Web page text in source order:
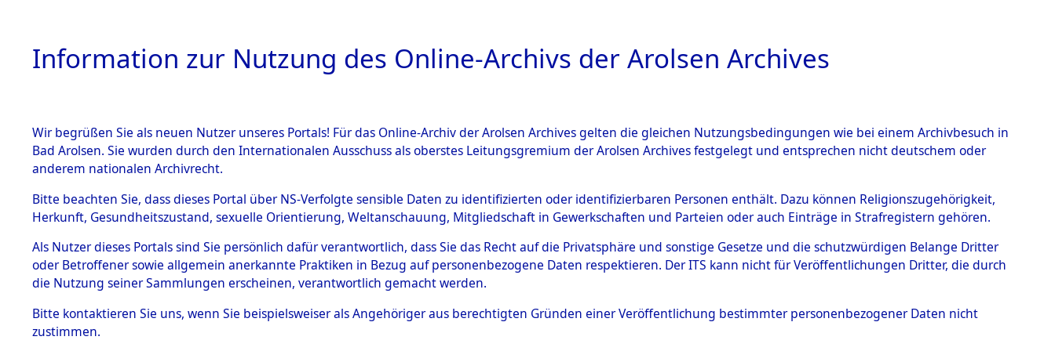
HOME BESTANDSBESCHREIBUNG ARCHIVALE ÜBERSICHT BILD
BESTÄNDE
Inhaftierungsdoku
mente
5. Verschiedenes
Todesmärsche
5.3.1 Alliierte
Ermittlungen zu den Orten Schandelah - Steinrain.→0003
(84605541)→0065 (84605606)
0065 (84605606)
Information zur Nutzung des Online-Archivs der Arolsen Archives
Wir begrüßen Sie als neuen Nutzer unseres Portals! Für das Online-Archiv der Arolsen Archives gelten die gleichen Nutzungsbedingungen wie bei einem Archivbesuch in
Bad Arolsen. Sie wurden durch den Internationalen Ausschuss als oberstes Leitungsgremium der Arolsen Archives festgelegt und entsprechen nicht deutschem oder
anderem nationalen Archivrecht.
Bitte beachten Sie, dass dieses Portal über NS-Verfolgte sensible Daten zu identifizierten oder identifizierbaren Personen enthält. Dazu können Religionszugehörigkeit,
Herkunft, Gesundheitszustand, sexuelle Orientierung, Weltanschauung, Mitgliedschaft in Gewerkschaften und Parteien oder auch Einträge in Strafregistern gehören.
Als Nutzer dieses Portals sind Sie persönlich dafür verantwortlich, dass Sie das Recht auf die Privatsphäre und sonstige Gesetze und die schutzwürdigen Belange Dritter
oder Betroffener sowie allgemein anerkannte Praktiken in Bezug auf personenbezogene Daten respektieren. Der ITS kann nicht für Veröffentlichungen Dritter, die durch
die Nutzung seiner Sammlungen erscheinen, verantwortlich gemacht werden.
Bitte kontaktieren Sie uns, wenn Sie beispielsweiser als Angehöriger aus berechtigten Gründen einer Veröffentlichung bestimmter personenbezogener Daten nicht
zustimmen.